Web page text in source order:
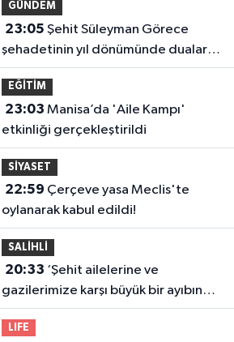
GÜNDEM
23:05
şehadetinin yıl dönümünde dualarla
anıldı
EĞİTİM
23:03
etkinliği gerçekleştirildi
SİYASET
22:59
oylanarak kabul edildi!
SALİHLİ
20:33
gazilerimize karşı büyük bir ayıbın
içinde olmaktansa…’ Ragıp
Kırgezen’den Yeni Parti’ye sert
LIFE